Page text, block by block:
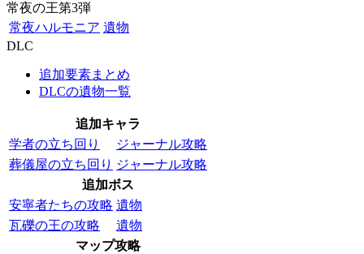
常夜の王第3弾
常夜ハルモニア 遺物
DLC
追加要素まとめ
DLCの遺物一覧
追加キャラ
学者の立ち回り
ジャーナル攻略
葬儀屋の立ち回り ジャーナル攻略
追加ボス
安寧者たちの攻略 遺物
瓦礫の王の攻略
遺物
マップ攻略